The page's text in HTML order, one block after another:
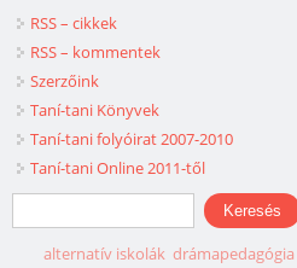
RSS – cikkek
RSS – kommentek
Szerzőink
Taní-tani Könyvek
Taní-tani folyóirat 2007-2010
Taní-tani Online 2011-től
Keresés űrlap
Keresés
alternatív iskolák drámapedagógia